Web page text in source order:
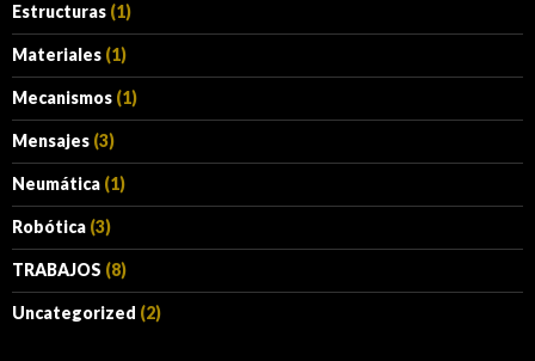
Estructuras (1)
Materiales (1)
Mecanismos (1)
Mensajes (3)
Neumática (1)
Robótica (3)
TRABAJOS (8)
Uncategorized (2)